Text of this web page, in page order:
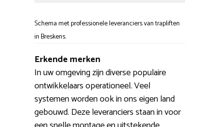
Schema met professionele leveranciers van trapliften
in Breskens.
Erkende merken
In uw omgeving zijn diverse populaire
ontwikkelaars operationeel. Veel
systemen worden ook in ons eigen land
gebouwd. Deze leveranciers staan in voor